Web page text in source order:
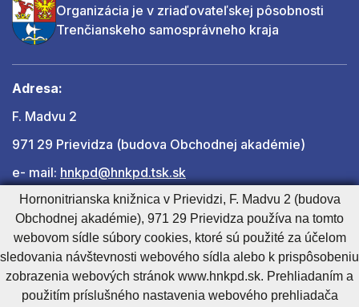
Organizácia je v zriaďovateľskej pôsobnosti
Trenčianskeho samosprávneho kraja
Adresa:
F. Madvu 2
971 29 Prievidza (budova Obchodnej akadémie)
e- mail: hnkpd@hnkpd.tsk.sk
Ďalšie kontakty
Cookies nastavenieCookies - viac informáciíVyhlásenie o prístupnosti
Technický prevádzkovateľ
Správca obsahu
Hornonitrianska knižnica v Prievidzi, F. Madvu 2 (budova
Obchodnej akadémie), 971 29 Prievidza používa na tomto
webovom sídle súbory cookies, ktoré sú použité za účelom
sledovania návštevnosti webového sídla alebo k prispôsobeniu
zobrazenia webových stránok www.hnkpd.sk. Prehliadaním a
použitím príslušného nastavenia webového prehliadača